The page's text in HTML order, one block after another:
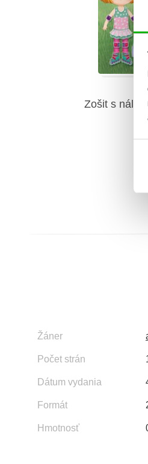
Zošit s
Žáner
Počet strán
Dátum vydania
Formát
Hmotnosť